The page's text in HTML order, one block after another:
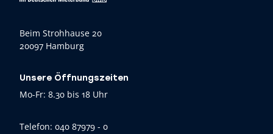
Beim Strohhause 20
20097 Hamburg
Unsere Öffnungszeiten
Mo-Fr: 8.30 bis 18 Uhr
Telefon: 040 87979 - 0